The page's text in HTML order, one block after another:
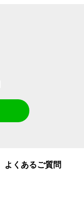
よくあるご質問